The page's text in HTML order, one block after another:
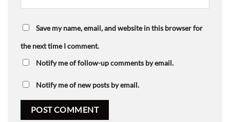
Save my name, email, and website in this browser for
the next time I comment.
Notify me of follow-up comments by email.
Notify me of new posts by email.